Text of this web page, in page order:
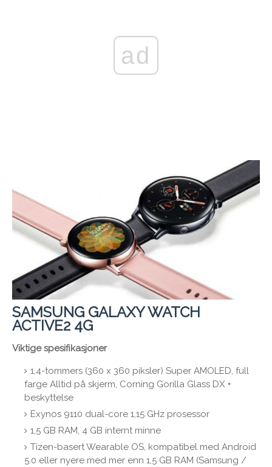
ad
SAMSUNG GALAXY WATCH
ACTIVE2 4G
Viktige spesifikasjoner
1,4-tommers (360 x 360 piksler) Super AMOLED, full
farge Alltid på skjerm, Corning Gorilla Glass DX +
beskyttelse
Exynos 9110 dual-core 1,15 GHz prosessor
1,5 GB RAM, 4 GB internt minne
Tizen-basert Wearable OS, kompatibel med Android
5.0 eller nyere med mer enn 1,5 GB RAM (Samsung /